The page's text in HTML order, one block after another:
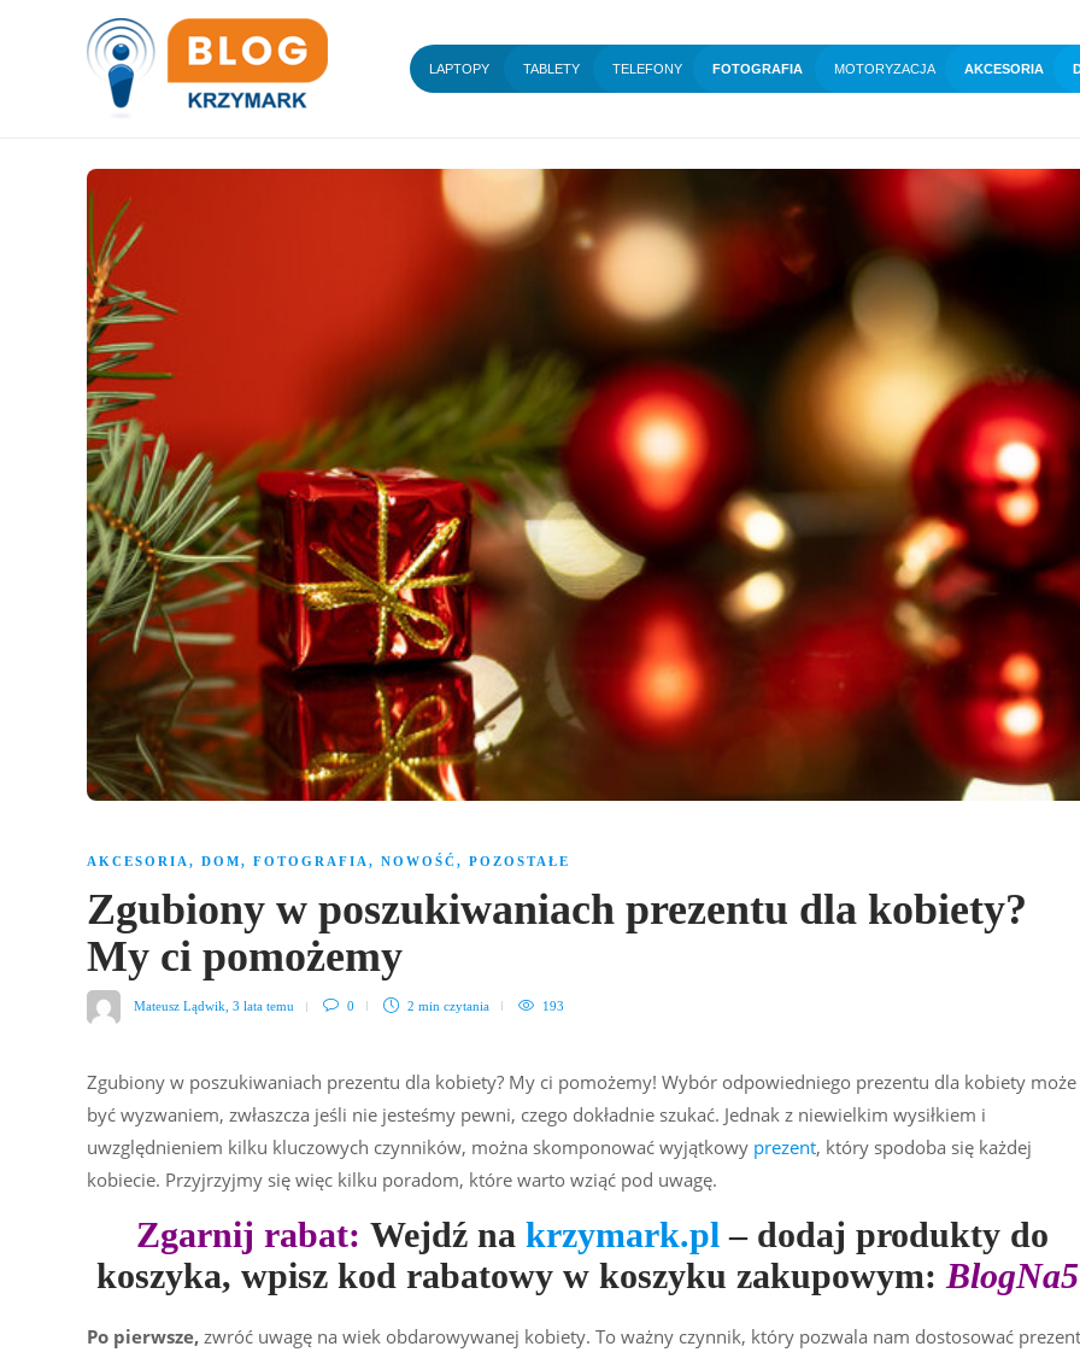
LAPTOPY TABLETY TELEFONY FOTOGRAFIA MOTORYZACJA AKCESORIA
AKCESORIA, DOM, FOTOGRAFIA, NOWOŚĆ, POZOSTAŁE
Zgubiony w poszukiwaniach prezentu dla kobiety?
My ci pomożemy
Mateusz Lądwik 3 lata temu 0 2 min czytania 193
Zgubiony w poszukiwaniach prezentu dla kobiety? My ci pomożemy! Wybór odpowiedniego prezentu dla kobiety może
być wyzwaniem, zwłaszcza jeśli nie jesteśmy pewni, czego dokładnie szukać. Jednak z niewielkim wysiłkiem i
uwzględnieniem kilku kluczowych czynników, można skomponować wyjątkowy prezent, który spodoba się każdej
kobiecie. Przyjrzyjmy się więc kilku poradom, które warto wziąć pod uwagę.
Zgarnij rabat: Wejdź nakrzymark.pl – dodaj produkty do
koszyka, wpisz kod rabatowy w koszyku zakupowym:BlogNa5
Po pierwsze, zwróć uwagę na wiek obdarowywanej kobiety. To ważny czynnik, który pozwala nam dostosować prezent